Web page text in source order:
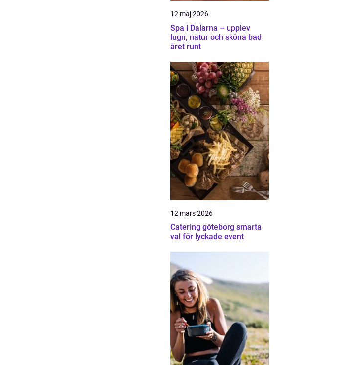
12 maj 2026
Spa i Dalarna – upplev
lugn, natur och sköna bad
året runt
12 mars 2026
Catering göteborg smarta
val för lyckade event